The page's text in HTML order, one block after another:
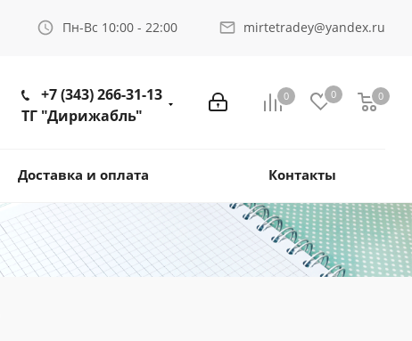
Пн-Вс 10:00 - 22:00 mirtetradey@yandex.ru
0 0 0
+7 (343) 266-31-13
ТГ "Дирижабль"
Доставка и оплата Контакты